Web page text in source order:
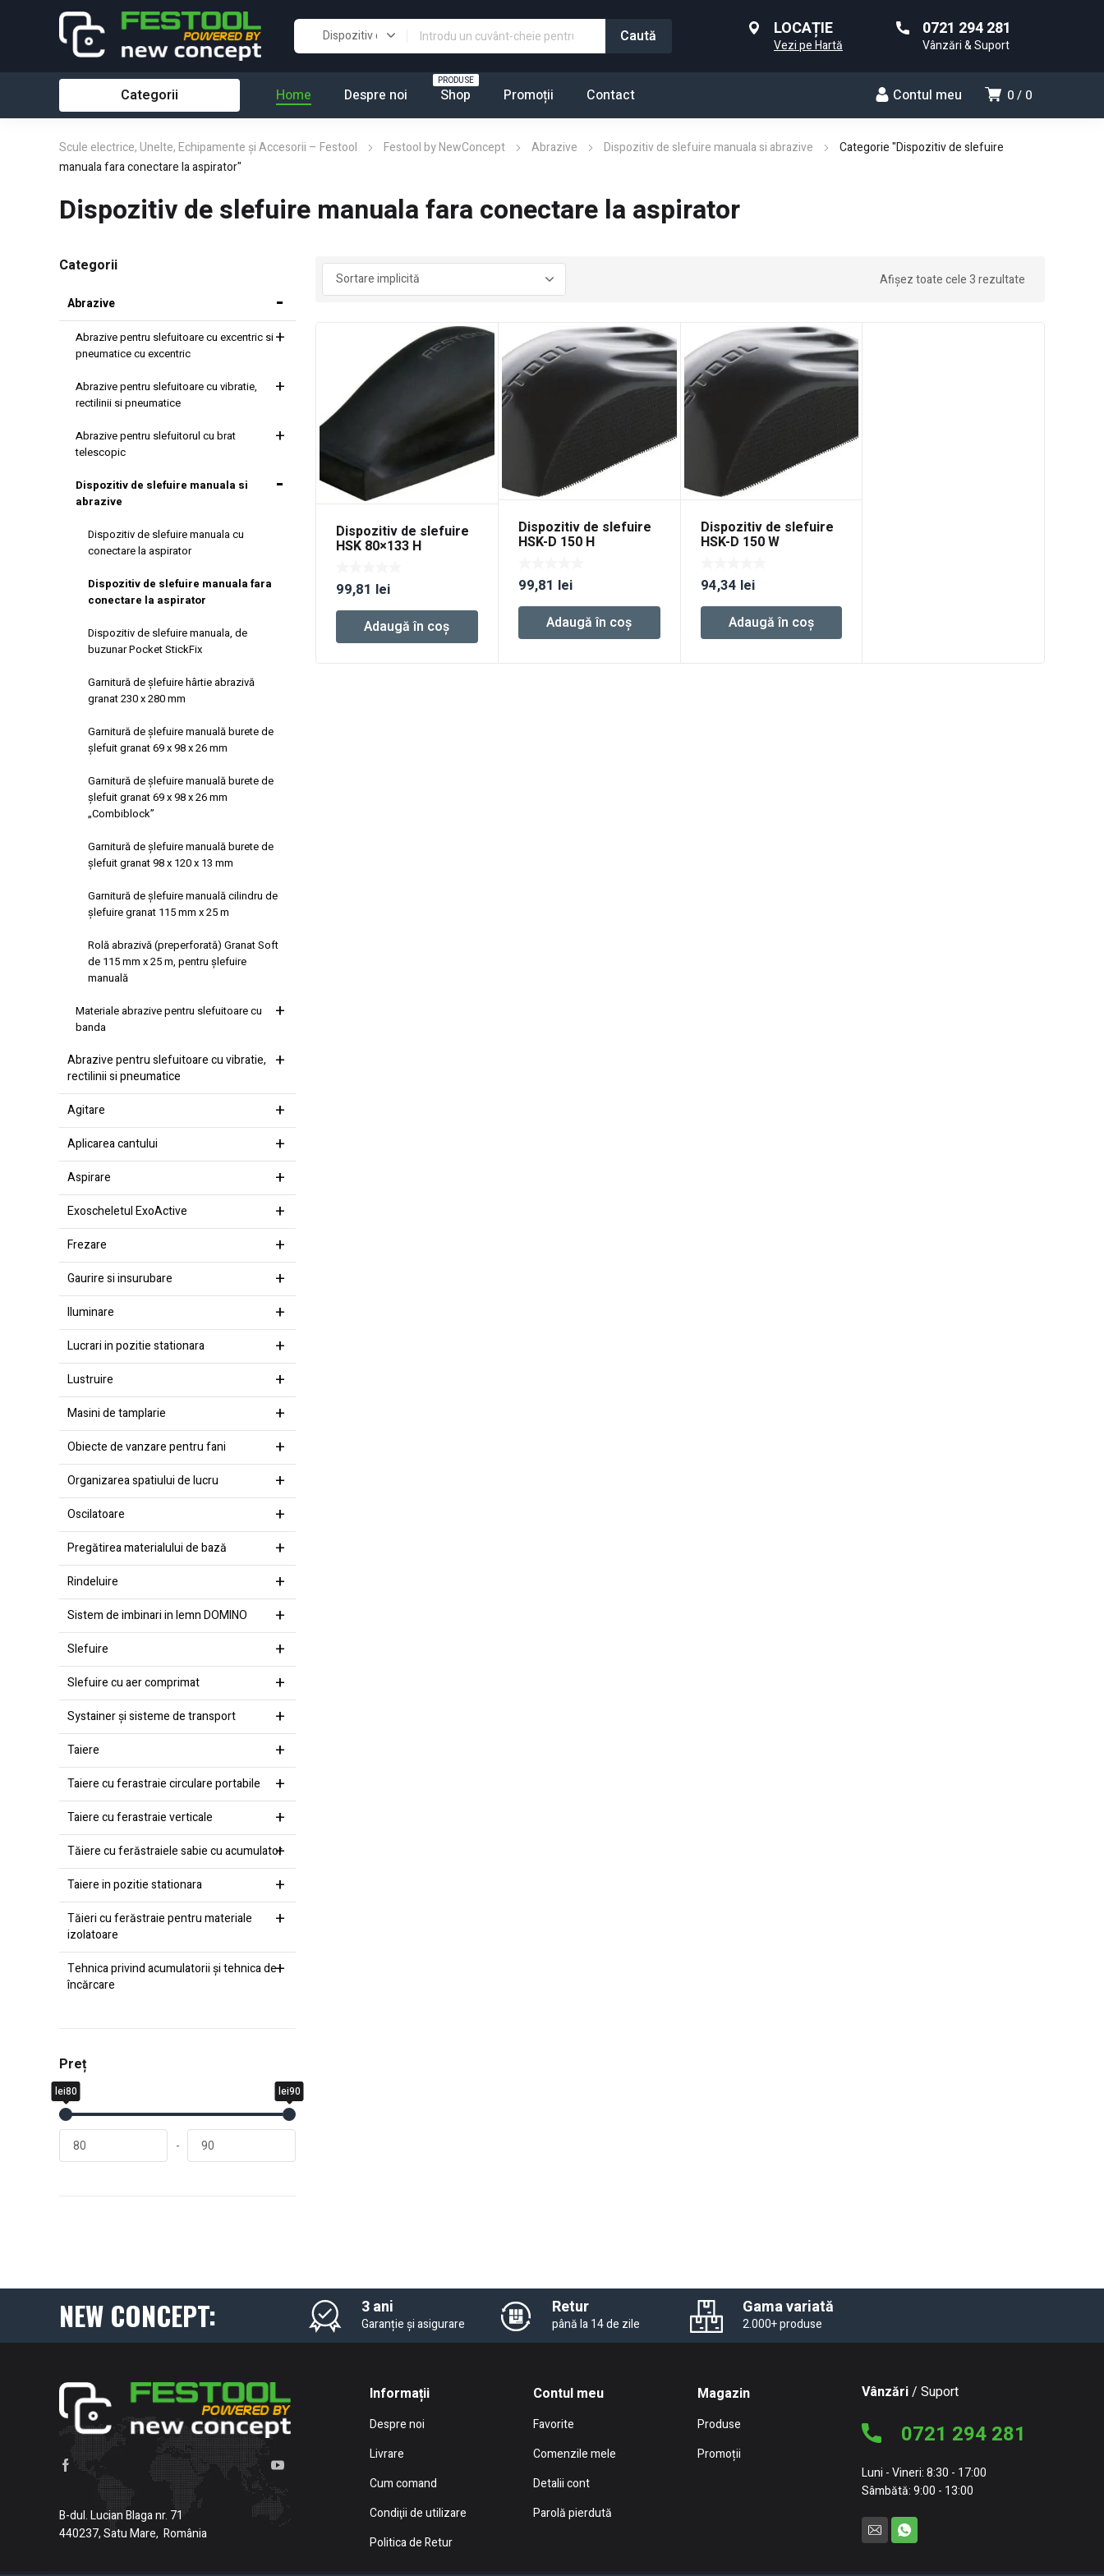
LOCAȚIE
Vezi pe Hartă
0721 294 281
Vânzări & Suport
0 0
Contul meu
Categorii Home Despre noi Shop
PRODUSE
Promoții Contact
Scule electrice, Unelte, Echipamente și Accesorii – Festool Festool by NewConcept Abrazive Dispozitiv de slefuire manuala si abrazive
Categorie "Dispozitiv de slefuire
manuala fara conectare la aspirator"
Dispozitiv de slefuire manuala fara conectare la aspirator
Categorii
Abrazive
Abrazive pentru slefuitoare cu excentric si
pneumatice cu excentric
Abrazive pentru slefuitoare cu vibratie,
rectilinii si pneumatice
Abrazive pentru slefuitorul cu brat
telescopic
Dispozitiv de slefuire manuala si
abrazive
Dispozitiv de slefuire manuala cu
conectare la aspirator
Dispozitiv de slefuire manuala fara
conectare la aspirator
Dispozitiv de slefuire manuala, de
buzunar Pocket StickFix
Garnitură de şlefuire hârtie abrazivă
granat 230 x 280 mm
Garnitură de şlefuire manuală burete de
şlefuit granat 69 x 98 x 26 mm
Garnitură de şlefuire manuală burete de
şlefuit granat 69 x 98 x 26 mm
„Combiblock”
Garnitură de şlefuire manuală burete de
şlefuit granat 98 x 120 x 13 mm
Garnitură de şlefuire manuală cilindru de
şlefuire granat 115 mm x 25 m
Rolă abrazivă (preperforată) Granat Soft
de 115 mm x 25 m, pentru şlefuire
manuală
Materiale abrazive pentru slefuitoare cu
banda
Abrazive pentru slefuitoare cu vibratie,
rectilinii si pneumatice
Agitare
Aplicarea cantului
Aspirare
Exoscheletul ExoActive
Frezare
Gaurire si insurubare
Iluminare
Lucrari in pozitie stationara
Lustruire
Masini de tamplarie
Obiecte de vanzare pentru fani
Organizarea spatiului de lucru
Oscilatoare
Pregătirea materialului de bază
Rindeluire
Sistem de imbinari in lemn DOMINO
Slefuire
Slefuire cu aer comprimat
Systainer şi sisteme de transport
Taiere
Taiere cu ferastraie circulare portabile
Taiere cu ferastraie verticale
Tăiere cu ferăstraiele sabie cu acumulator
Taiere in pozitie stationara
Tăieri cu ferăstraie pentru materiale
izolatoare
Tehnica privind acumulatorii şi tehnica de
încărcare
Preț
lei80 lei90
-
Afișez toate cele 3 rezultate
Dispozitiv de slefuire
HSK 80×133 H
99,81 lei
Adaugă în coș
Dispozitiv de slefuire
HSK-D 150 H
99,81 lei
Adaugă în coș
Dispozitiv de slefuire
HSK-D 150 W
94,34 lei
Adaugă în coș
NEW CONCEPT: 3 ani
Garanție și asigurare
Retur
până la 14 de zile
Gama variată
2.000+ produse
B-dul. Lucian Blaga nr. 71
440237, Satu Mare, România
Informații
Despre noi
Livrare
Cum comand
Condiţii de utilizare
Politica de Retur
Contul meu
Favorite
Comenzile mele
Detalii cont
Parolă pierdută
Magazin
Produse
Promoții
Vânzări/ Suport
0721 294 281
Luni - Vineri: 8:30 - 17:00
Sâmbătă: 9:00 - 13:00